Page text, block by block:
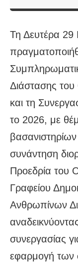
Τη Δευτέρα 29
Διάστασης του
και τη
το 2026, με
συνάντηση
Προεδρία του
Γραφείου
Ανθρωπίνων
συνεργασίας
εφαρμογή των